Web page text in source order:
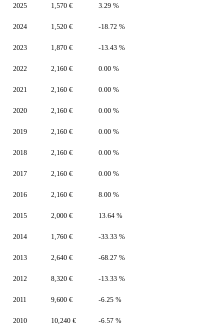
2025 1,570 € 3.29 %
2024 1,520 € -18.72 %
2023 1,870 € -13.43 %
2022 2,160 € 0.00 %
2021 2,160 € 0.00 %
2020 2,160 € 0.00 %
2019 2,160 € 0.00 %
2018 2,160 € 0.00 %
2017 2,160 € 0.00 %
2016 2,160 € 8.00 %
2015 2,000 € 13.64 %
2014 1,760 € -33.33 %
2013 2,640 € -68.27 %
2012 8,320 € -13.33 %
2011 9,600 € -6.25 %
2010 10,240 € -6.57 %